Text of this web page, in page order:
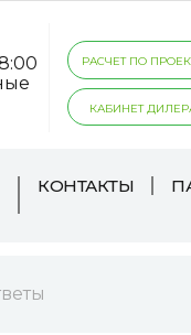
РАСЧЕТ ПО
КАБИНЕТ
КОНТАКТЫ